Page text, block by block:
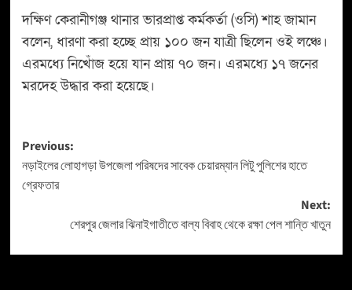
দক্ষিণ কেরানীগঞ্জ থানার ভারপ্রাপ্ত কর্মকর্তা (ওসি) শাহ জামান
বলেন, ধারণা করা হচ্ছে প্রায় ১০০ জন যাত্রী ছিলেন ওই লঞ্চে।
এরমধ্যে নিখোঁজ হয়ে যান প্রায় ৭০ জন। এরমধ্যে ১৭ জনের
মরদেহ উদ্ধার করা হয়েছে।
Previous:
নড়াইলের লোহাগড়া উপজেলা পরিষদের সাবেক চেয়ারম্যান লিটু পুলিশের হাতে
গ্রেফতার
Next:
শেরপুর জেলার ঝিনাইগাতীতে বাল্য বিবাহ থেকে রক্ষা পেল শান্তি খাতুন